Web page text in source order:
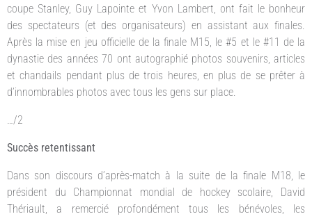
coupe Stanley, Guy Lapointe et Yvon Lambert, ont fait le bonheur
des spectateurs (et des organisateurs) en assistant aux finales.
Après la mise en jeu officielle de la finale M15, le #5 et le #11 de la
dynastie des années 70 ont autographié photos souvenirs, articles
et chandails pendant plus de trois heures, en plus de se prêter à
d’innombrables photos avec tous les gens sur place.
…/2
Succès retentissant
Dans son discours d’après-match à la suite de la finale M18, le
président du Championnat mondial de hockey scolaire, David
Thériault, a remercié profondément tous les bénévoles, les